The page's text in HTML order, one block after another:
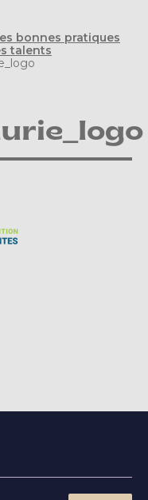
bonnes pratiques
talents